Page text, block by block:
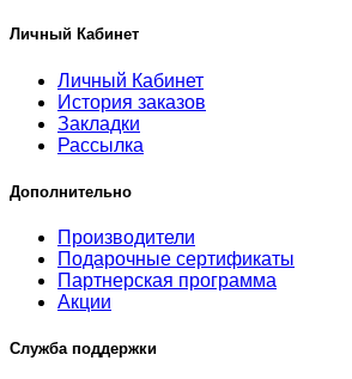
Личный Кабинет
Личный Кабинет
История заказов
Закладки
Рассылка
Дополнительно
Производители
Подарочные сертификаты
Партнерская программа
Акции
Служба поддержки